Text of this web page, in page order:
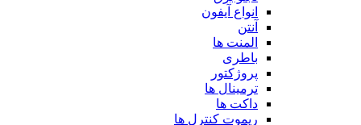
انواع آیفون
آنتن
المنت ها
باطری
پروژکتور
ترمینال ها
داکت ها
ریموت کنترل ها